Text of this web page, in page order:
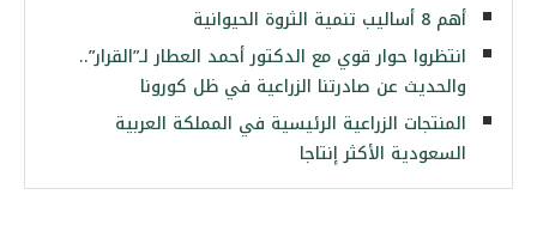
أهم 8 أساليب تنمية الثروة الحيوانية
انتظروا حوار قوي مع الدكتور أحمد العطار لـ”القرار”..
والحديث عن صادرتنا الزراعية في ظل كورونا
المنتجات الزراعية الرئيسية في المملكة العربية
السعودية الأكثر إنتاجا